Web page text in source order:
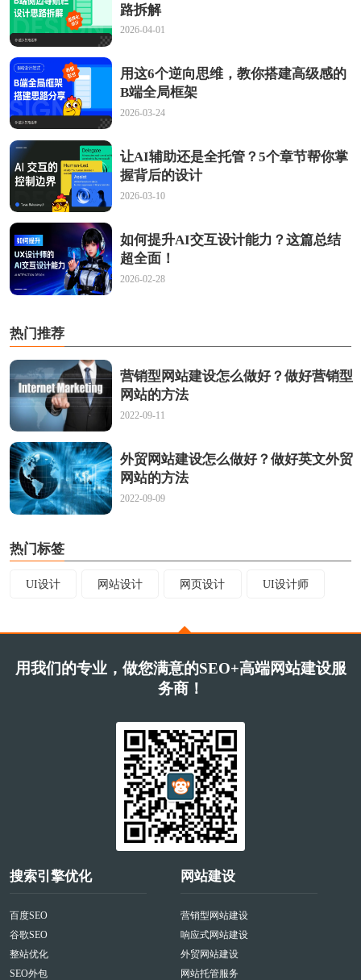
路拆解
2026-04-01
用这6个逆向思维，教你搭建高级感的
B端全局框架
2026-03-24
让AI辅助还是全托管？5个章节帮你掌
握背后的设计
2026-03-10
如何提升AI交互设计能力？这篇总结
超全面！
2026-02-28
热门推荐
营销型网站建设怎么做好？做好营销型
网站的方法
2022-09-11
外贸网站建设怎么做好？做好英文外贸
网站的方法
2022-09-09
热门标签
UI设计 网站设计 网页设计 UI设计师
用我们的专业，做您满意的SEO+高端网站建设服
务商！
搜索引擎优化
百度SEO
谷歌SEO
整站优化
SEO外包
网站建设
营销型网站建设
响应式网站建设
外贸网站建设
网站托管服务